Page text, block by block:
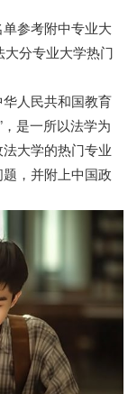
参考附中专业大
分专业大学热门
人民共和国教育
，是一所以法学为
大学的热门专业
，并附上中国政